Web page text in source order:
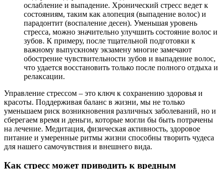
ослабление и выпадение. Хронический стресс ведет к
состояниям, таким как алопеция (выпадение волос) и
парадонтит (воспаление десен). Уменьшая уровень
стресса, можно значительно улучшить состояние волос и
зубов. К примеру, после тщательной подготовки к
важному выпускному экзамену многие замечают
обострение чувствительности зубов и выпадение волос,
что удается восстановить только после полного отдыха и
релаксации.
Управление стрессом – это ключ к сохранению здоровья и
красоты. Поддерживая баланс в жизни, мы не только
уменьшаем риск возникновения различных заболеваний, но и
сберегаем время и деньги, которые могли бы быть потрачены
на лечение. Медитация, физическая активность, здоровое
питание и умеренные ритмы жизни способны творить чудеса
для нашего самочувствия и внешнего вида.
Как стресс может приводить к вредным